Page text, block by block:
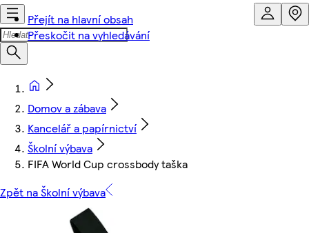
Přejít na hlavní obsah
Přeskočit na vyhledávání
Domov a zábava
Kancelář a papírnictví
Školní výbava
FIFA World Cup crossbody taška
Zpět na Školní výbava